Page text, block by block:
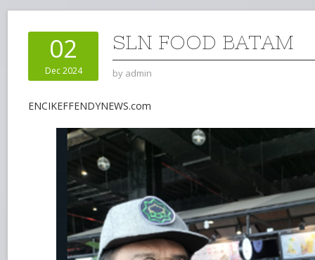
02
Dec 2024
SLN FOOD BATAM
by admin
ENCIKEFFENDYNEWS.com